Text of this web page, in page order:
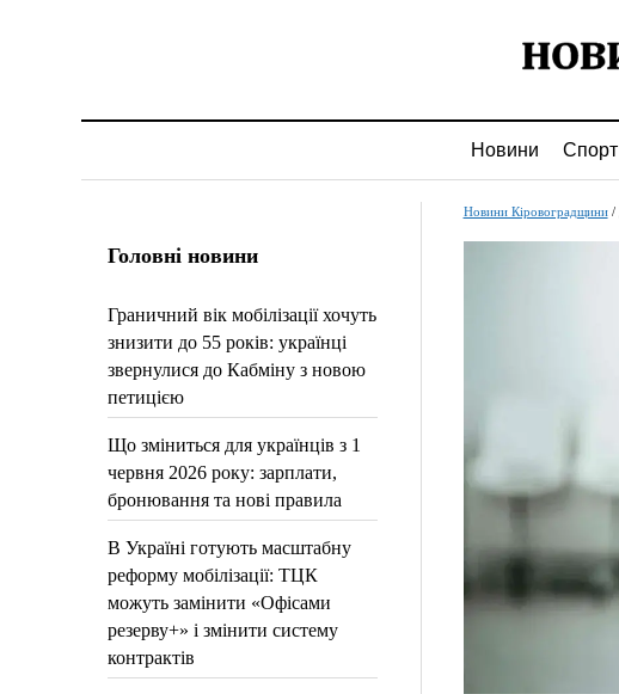
Новини Спорт
Головні новини
Граничний вік мобілізації хочуть
знизити до 55 років: українці
звернулися до Кабміну з новою
петицією
Що зміниться для українців з 1
червня 2026 року: зарплати,
бронювання та нові правила
В Україні готують масштабну
реформу мобілізації: ТЦК
можуть замінити «Офісами
резерву+» і змінити систему
контрактів
Новини Кіровоградщини/